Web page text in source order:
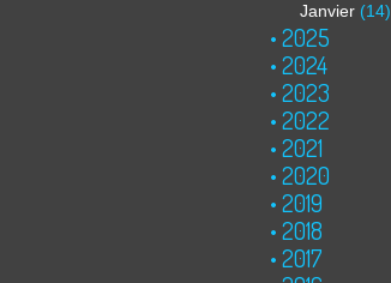
Janvier (14)
2025
2024
2023
2022
2021
2020
2019
2018
2017